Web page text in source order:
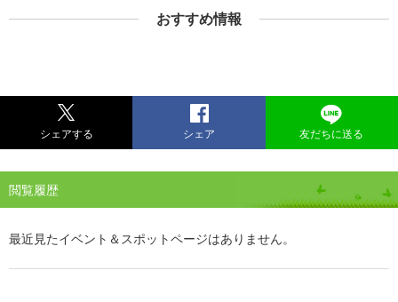
おすすめ情報
シェアする シェア 友だちに送る
閲覧履歴
最近見たイベント＆スポットページはありません。